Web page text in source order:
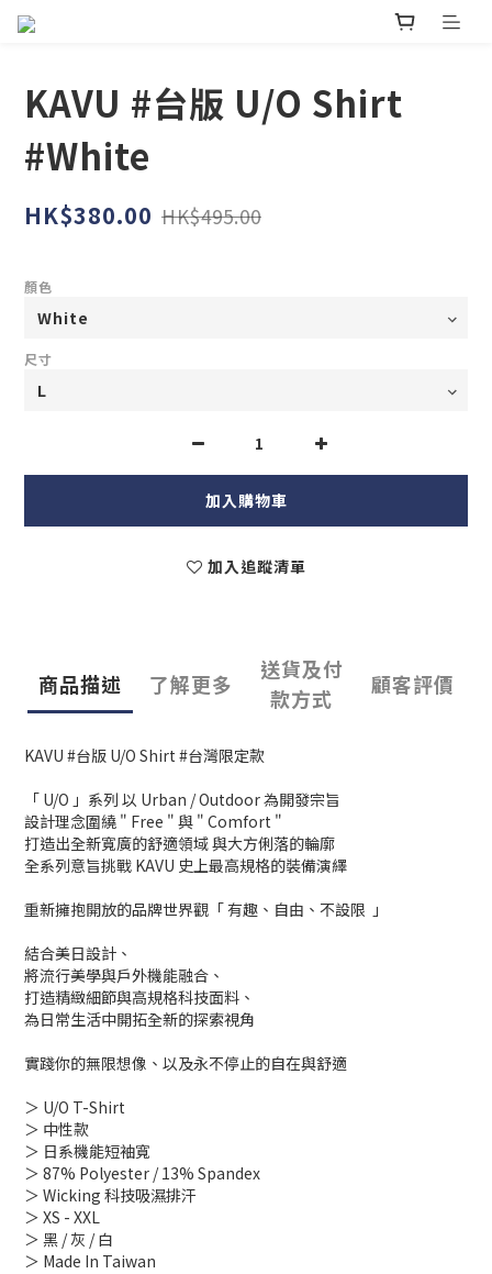
KAVU #台版 U/O Shirt
#White
HK$380.00 HK$495.00
顏色
尺寸
加入購物車
加入追蹤清單
商品描述 了解更多
送貨及付
款方式
顧客評價
KAVU #台版 U/O Shirt #台灣限定款
「 U/O 」系列 以 Urban / Outdoor 為開發宗旨
設計理念圍繞 " Free " 與 " Comfort "
打造出全新寬廣的舒適領域 與大方俐落的輪廓
全系列意旨挑戰 KAVU 史上最高規格的裝備演繹
重新擁抱開放的品牌世界觀「 有趣、自由、不設限 」
結合美日設計、
將流行美學與戶外機能融合、
打造精緻細節與高規格科技面料、
為日常生活中開拓全新的探索視角
實踐你的無限想像、以及永不停止的自在與舒適
＞ U/O T-Shirt
＞ 中性款
＞ 日系機能短袖寬
＞ 87% Polyester / 13% Spandex
＞ Wicking 科技吸濕排汗
＞ XS - XXL
＞ 黑 / 灰 / 白
＞ Made In Taiwan